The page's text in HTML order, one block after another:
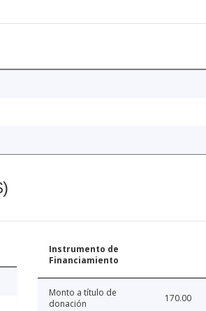
Instrumento de
Financiamiento
Monto a título de
donación
170.00